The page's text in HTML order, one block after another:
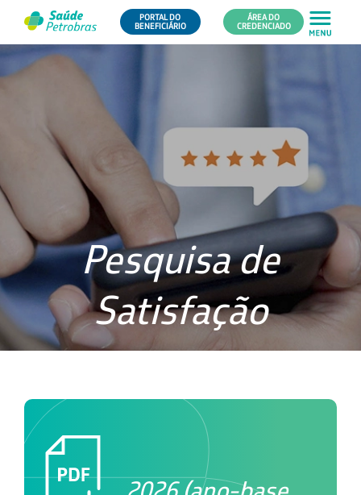
PORTAL DO
BENEFICIÁRIO
ÁREA DO
CREDENCIADO
Pesquisa de
Satisfação